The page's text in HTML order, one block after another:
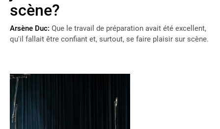
scène?
Arsène Duc: Que le travail de préparation avait été excellent,
qu'il fallait être confiant et, surtout, se faire plaisir sur scène.